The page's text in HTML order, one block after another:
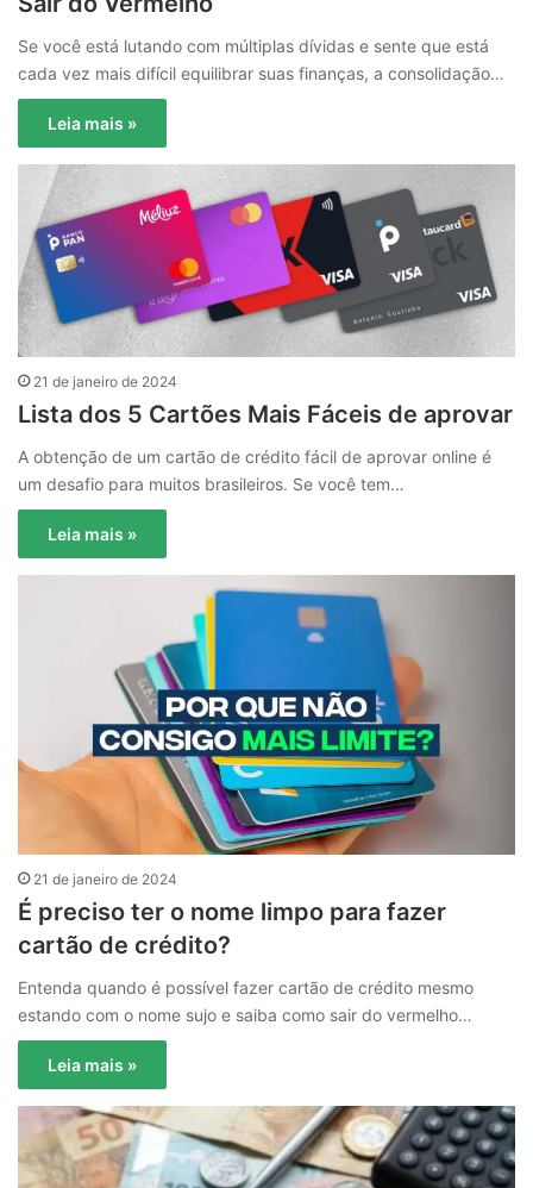
Se você está lutando com múltiplas dívidas e sente que está
cada vez mais difícil equilibrar suas finanças, a consolidação…
Leia mais »
21 de janeiro de 2024
Lista dos 5 Cartões Mais Fáceis de aprovar
A obtenção de um cartão de crédito fácil de aprovar online é
um desafio para muitos brasileiros. Se você tem…
Leia mais »
21 de janeiro de 2024
É preciso ter o nome limpo para fazer
cartão de crédito?
Entenda quando é possível fazer cartão de crédito mesmo
estando com o nome sujo e saiba como sair do vermelho…
Leia mais »